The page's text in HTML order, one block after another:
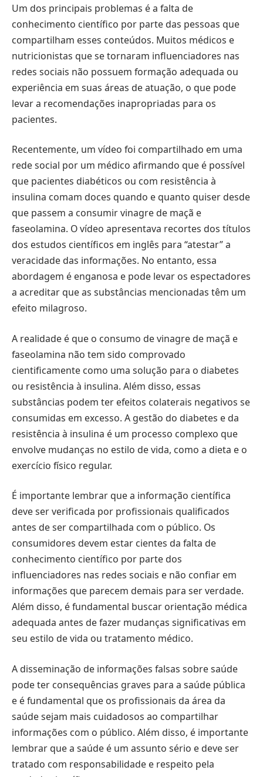
Um dos principais problemas é a falta de
conhecimento científico por parte das pessoas que
compartilham esses conteúdos. Muitos médicos e
nutricionistas que se tornaram influenciadores nas
redes sociais não possuem formação adequada ou
experiência em suas áreas de atuação, o que pode
levar a recomendações inapropriadas para os
pacientes.
Recentemente, um vídeo foi compartilhado em uma
rede social por um médico afirmando que é possível
que pacientes diabéticos ou com resistência à
insulina comam doces quando e quanto quiser desde
que passem a consumir vinagre de maçã e
faseolamina. O vídeo apresentava recortes dos títulos
dos estudos científicos em inglês para “atestar” a
veracidade das informações. No entanto, essa
abordagem é enganosa e pode levar os espectadores
a acreditar que as substâncias mencionadas têm um
efeito milagroso.
A realidade é que o consumo de vinagre de maçã e
faseolamina não tem sido comprovado
cientificamente como uma solução para o diabetes
ou resistência à insulina. Além disso, essas
substâncias podem ter efeitos colaterais negativos se
consumidas em excesso. A gestão do diabetes e da
resistência à insulina é um processo complexo que
envolve mudanças no estilo de vida, como a dieta e o
exercício físico regular.
É importante lembrar que a informação científica
deve ser verificada por profissionais qualificados
antes de ser compartilhada com o público. Os
consumidores devem estar cientes da falta de
conhecimento científico por parte dos
influenciadores nas redes sociais e não confiar em
informações que parecem demais para ser verdade.
Além disso, é fundamental buscar orientação médica
adequada antes de fazer mudanças significativas em
seu estilo de vida ou tratamento médico.
A disseminação de informações falsas sobre saúde
pode ter consequências graves para a saúde pública
e é fundamental que os profissionais da área da
saúde sejam mais cuidadosos ao compartilhar
informações com o público. Além disso, é importante
lembrar que a saúde é um assunto sério e deve ser
tratado com responsabilidade e respeito pela